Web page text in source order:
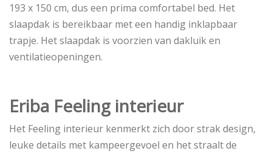
193 x 150 cm, dus een prima comfortabel bed. Het
slaapdak is bereikbaar met een handig inklapbaar
trapje. Het slaapdak is voorzien van dakluik en
ventilatieopeningen.
Eriba Feeling interieur
Het Feeling interieur kenmerkt zich door strak design,
leuke details met kampeergevoel en het straalt de